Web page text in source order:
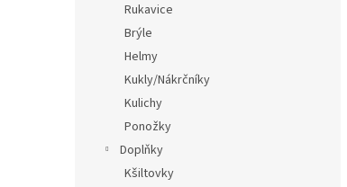
Rukavice
Brýle
Helmy
Kukly/Nákrčníky
Kulichy
Ponožky
Doplňky
Kšiltovky